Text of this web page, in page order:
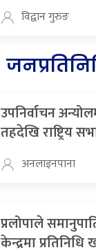
विद्वान गुरुङ
उपनिर्वाचन
तहदेखि राष्ट्रिय
अनलाइनपाना
प्रलोपाले
केन्द्रमा प्रतिनिधि